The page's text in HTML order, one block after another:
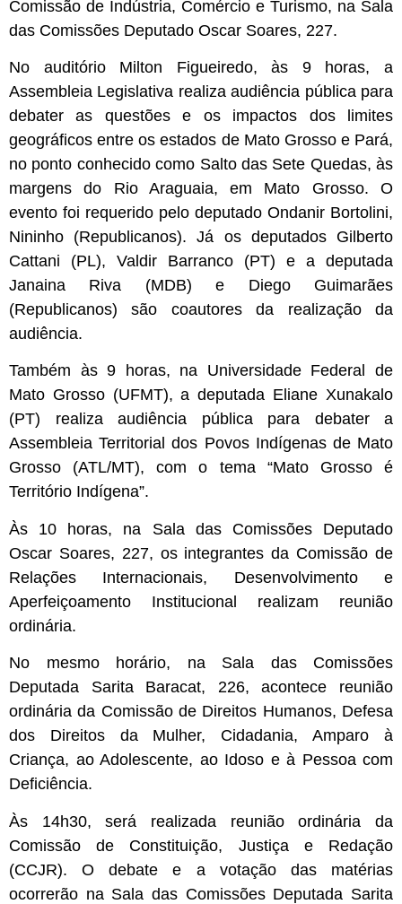
Comissão de Indústria, Comércio e Turismo, na Sala
das Comissões Deputado Oscar Soares, 227.
No auditório Milton Figueiredo, às 9 horas, a
Assembleia Legislativa realiza audiência pública para
debater as questões e os impactos dos limites
geográficos entre os estados de Mato Grosso e Pará,
no ponto conhecido como Salto das Sete Quedas, às
margens do Rio Araguaia, em Mato Grosso. O
evento foi requerido pelo deputado Ondanir Bortolini,
Nininho (Republicanos). Já os deputados Gilberto
Cattani (PL), Valdir Barranco (PT) e a deputada
Janaina Riva (MDB) e Diego Guimarães
(Republicanos) são coautores da realização da
audiência.
Também às 9 horas, na Universidade Federal de
Mato Grosso (UFMT), a deputada Eliane Xunakalo
(PT) realiza audiência pública para debater a
Assembleia Territorial dos Povos Indígenas de Mato
Grosso (ATL/MT), com o tema “Mato Grosso é
Território Indígena”.
Às 10 horas, na Sala das Comissões Deputado
Oscar Soares, 227, os integrantes da Comissão de
Relações Internacionais, Desenvolvimento e
Aperfeiçoamento Institucional realizam reunião
ordinária.
No mesmo horário, na Sala das Comissões
Deputada Sarita Baracat, 226, acontece reunião
ordinária da Comissão de Direitos Humanos, Defesa
dos Direitos da Mulher, Cidadania, Amparo à
Criança, ao Adolescente, ao Idoso e à Pessoa com
Deficiência.
Às 14h30, será realizada reunião ordinária da
Comissão de Constituição, Justiça e Redação
(CCJR). O debate e a votação das matérias
ocorrerão na Sala das Comissões Deputada Sarita